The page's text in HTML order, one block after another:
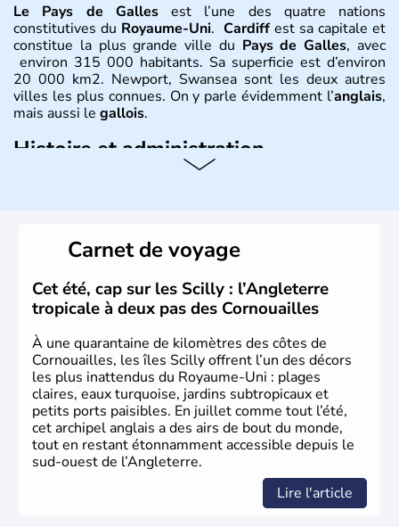
Le Pays de Gallesest l’une des quatre nations
constitutives du Royaume-Uni. Cardiff est sa capitale et
constitue la plus grande ville du Pays de Galles, avec
environ 315 000 habitants. Sa superficie est d’environ
20 000 km2. Newport, Swansea sont les deux autres
villes les plus connues. On y parle évidemment l’anglais,
mais aussi le gallois.
Histoire et administration
Jones, Roger Glover sont quelques-unes des célébrités
Pays de Galles
de la musique. Ken Follet et Catherine Zeta-Jones en
littérature et au cinéma portent haut les couleurs de ce
pays.
Carnet de voyage
Cet été, cap sur les Scilly : l’Angleterre
tropicale à deux pas des Cornouailles
À une quarantaine de kilomètres des côtes de
Cornouailles, les îles Scilly offrent l’un des décors
les plus inattendus du Royaume-Uni : plages
claires, eaux turquoise, jardins subtropicaux et
petits ports paisibles. En juillet comme tout l’été,
cet archipel anglais a des airs de bout du monde,
tout en restant étonnamment accessible depuis le
sud-ouest de l’Angleterre.
Lire l'article